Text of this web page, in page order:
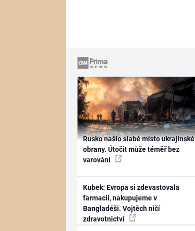
Rusko našlo slabé místo ukrajinské
obrany. Útočit může téměř bez
varování
Kubek: Evropa si zdevastovala
farmacii, nakupujeme v
Bangladéši. Vojtěch ničí
zdravotnictví